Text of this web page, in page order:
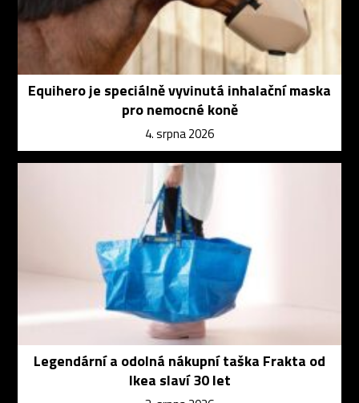
Equihero je speciálně vyvinutá inhalační maska
pro nemocné koně
4. srpna 2026
Legendární a odolná nákupní taška Frakta od
Ikea slaví 30 let